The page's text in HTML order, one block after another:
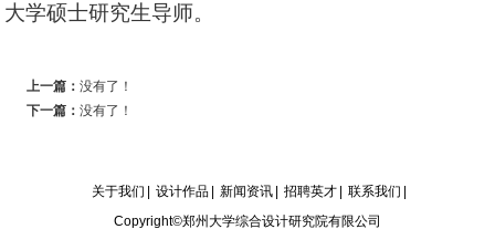
大学硕士研究生导师。
上一篇：没有了！
下一篇：没有了！
关于我们 设计作品 新闻资讯 招聘英才 联系我们
Copyright©郑州大学综合设计研究院有限公司